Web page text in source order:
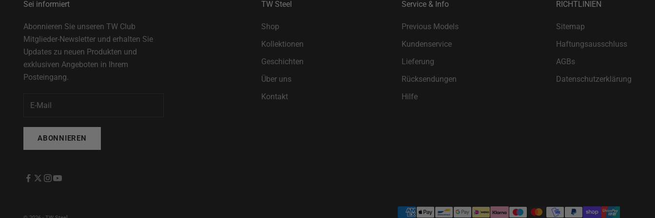
Sei informiert
Abonnieren Sie unseren TW Club
Mitglieder-Newsletter und erhalten Sie
Updates zu neuen Produkten und
exklusiven Angeboten in Ihrem
Posteingang.
ABONNIEREN
TW Steel
Shop
Kollektionen
Geschichten
Über uns
Kontakt
Service & Info
Previous Models
Kundenservice
Lieferung
Rücksendungen
Hilfe
RICHTLINIEN
Sitemap
Haftungsausschluss
AGBs
Datenschutzerklärung